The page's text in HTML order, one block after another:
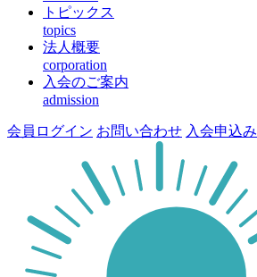
トピックス
topics
法人概要
corporation
入会のご案内
admission
会員ログイン お問い合わせ 入会申込み